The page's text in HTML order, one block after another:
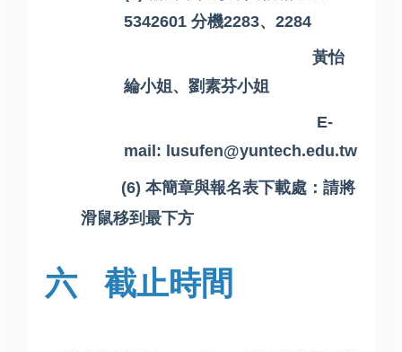
5342601 分機2283、 2284
黃怡
綸小姐、劉素芬小姐
E-
mail: lusufen@yuntech.edu.tw
(6) 本簡章與報名表下載處：請將
滑鼠移到最下方
六 截止時間